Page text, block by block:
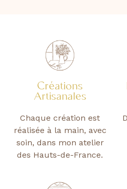
Créations
Artisanales
Chaque création est
réalisée à la main, avec
soin, dans mon atelier
des Hauts-de-France.